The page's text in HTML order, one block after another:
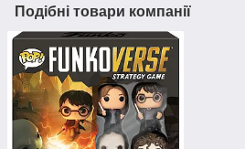
Подібні товари компанії